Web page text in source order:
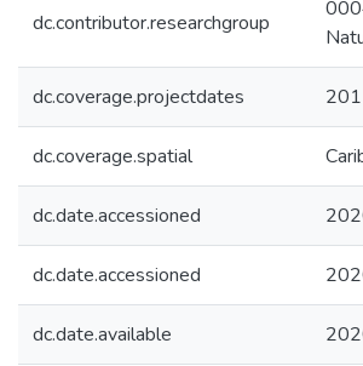
dc.contributor.researchgroup
dc.coverage.projectdates
dc.coverage.spatial
dc.date.accessioned
dc.date.accessioned
dc.date.available